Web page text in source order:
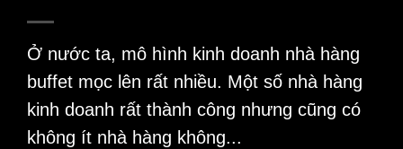
Ở nước ta, mô hình kinh doanh nhà hàng
buffet mọc lên rất nhiều. Một số nhà hàng
kinh doanh rất thành công nhưng cũng có
không ít nhà hàng không...